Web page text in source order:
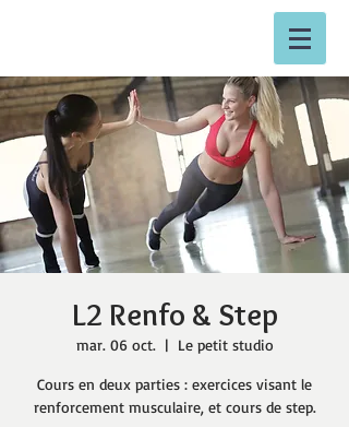
L2 Renfo & Step
mar. 06 oct.
  |
Le petit studio
Cours en deux parties : exercices visant le
renforcement musculaire, et cours de step.